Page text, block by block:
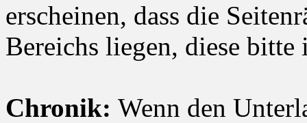
erscheinen, dass die
Bereichs liegen, diese
Chronik: Wenn den